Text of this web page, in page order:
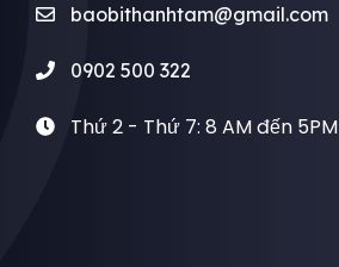
baobithanhtam@gmail.com
0902 500 322
Thứ 2 - Thứ 7: 8 AM đến 5PM